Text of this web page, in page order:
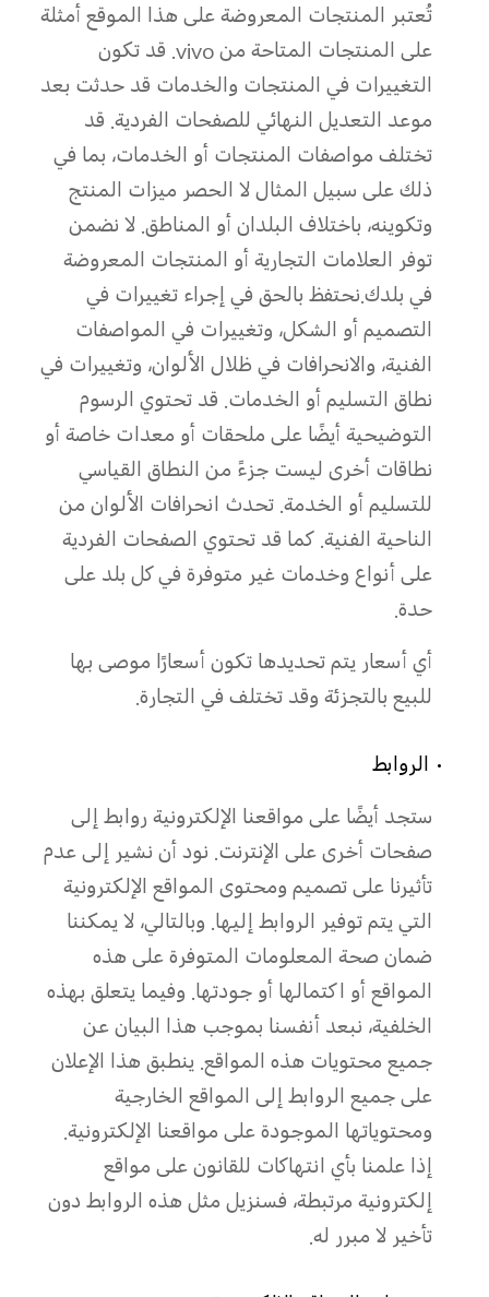
تُعتبر المنتجات المعروضة على هذا الموقع أمثلة
على المنتجات المتاحة من vivo. قد تكون
التغييرات في المنتجات والخدمات قد حدثت بعد
موعد التعديل النهائي للصفحات الفردية. قد
تختلف مواصفات المنتجات أو الخدمات، بما في
ذلك على سبيل المثال لا الحصر ميزات المنتج
وتكوينه، باختلاف البلدان أو المناطق. لا نضمن
توفر العلامات التجارية أو المنتجات المعروضة
في بلدك.نحتفظ بالحق في إجراء تغييرات في
التصميم أو الشكل، وتغييرات في المواصفات
الفنية، والانحرافات في ظلال الألوان، وتغييرات في
نطاق التسليم أو الخدمات. قد تحتوي الرسوم
التوضيحية أيضًا على ملحقات أو معدات خاصة أو
نطاقات أخرى ليست جزءً من النطاق القياسي
للتسليم أو الخدمة. تحدث انحرافات الألوان من
الناحية الفنية. كما قد تحتوي الصفحات الفردية
على أنواع وخدمات غير متوفرة في كل بلد على
حدة.
أي أسعار يتم تحديدها تكون أسعارًا موصى بها
للبيع بالتجزئة وقد تختلف في التجارة.
• الروابط
ستجد أيضًا على مواقعنا الإلكترونية روابط إلى
صفحات أخرى على الإنترنت. نود أن نشير إلى عدم
تأثيرنا على تصميم ومحتوى المواقع الإلكترونية
التي يتم توفير الروابط إليها. وبالتالي، لا يمكننا
ضمان صحة المعلومات المتوفرة على هذه
المواقع أو اكتمالها أو جودتها. وفيما يتعلق بهذه
الخلفية، نبعد أنفسنا بموجب هذا البيان عن
جميع محتويات هذه المواقع. ينطبق هذا الإعلان
على جميع الروابط إلى المواقع الخارجية
ومحتوياتها الموجودة على مواقعنا الإلكترونية.
إذا علمنا بأي انتهاكات للقانون على مواقع
إلكترونية مرتبطة، فسنزيل مثل هذه الروابط دون
تأخير لا مبرر له.